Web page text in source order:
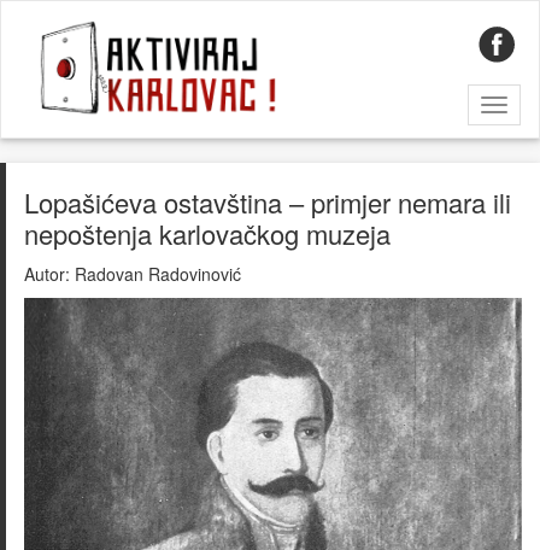
Lopašićeva ostavština – primjer nemara ili
nepoštenja karlovačkog muzeja
Autor: Radovan Radovinović